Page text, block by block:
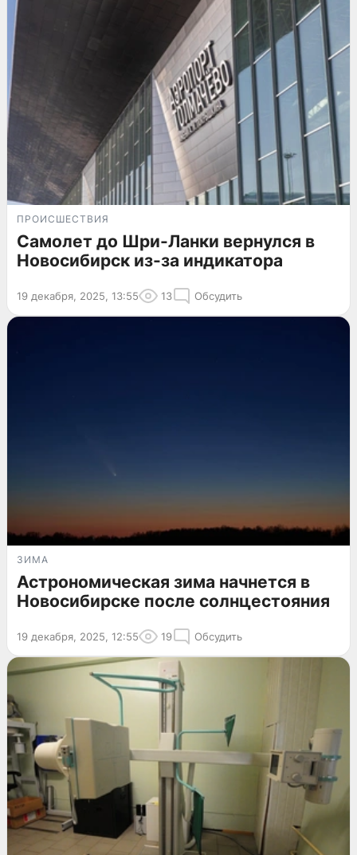
ПРОИСШЕСТВИЯ
Самолет до Шри-Ланки вернулся в
Новосибирск из-за индикатора
19 декабря, 2025, 13:55 13 Обсудить
ЗИМА
Астрономическая зима начнется в
Новосибирске после солнцестояния
19 декабря, 2025, 12:55 19 Обсудить